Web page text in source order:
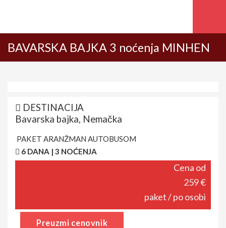
BAVARSKA BAJKA 3 noćenja MINHEN
DESTINACIJA
Bavarska bajka, Nemačka
PAKET ARANŽMAN AUTOBUSOM
6 DANA | 3 NOĆENJA
Cena od
259 €
paket / po osobi
Preuzmi cenovnik